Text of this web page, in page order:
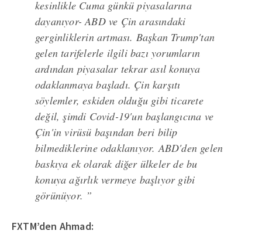
kesinlikle Cuma günkü piyasalarına
dayanıyor- ABD ve Çin arasındaki
gerginliklerin artması. Başkan Trump'tan
gelen tarifelerle ilgili bazı yorumların
ardından piyasalar tekrar asıl konuya
odaklanmaya başladı. Çin karşıtı
söylemler, eskiden olduğu gibi ticarete
değil, şimdi Covid-19'un başlangıcına ve
Çin'in virüsü başından beri bilip
bilmediklerine odaklanıyor. ABD'den gelen
baskıya ek olarak diğer ülkeler de bu
konuya ağırlık vermeye başlıyor gibi
görünüyor. ”
FXTM’den Ahmad: